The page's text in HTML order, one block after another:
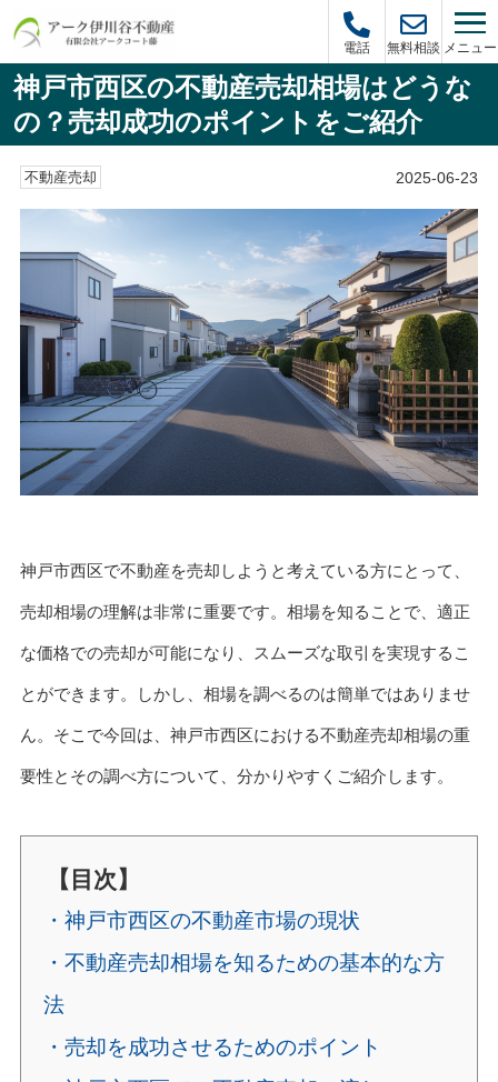
電話 無料相談 メニュー
神戸市西区の不動産売却相場はどうな
の？売却成功のポイントをご紹介
不動産売却 2025-06-23
神戸市西区で不動産を売却しようと考えている方にとって、
売却相場の理解は非常に重要です。相場を知ることで、適正
な価格での売却が可能になり、スムーズな取引を実現するこ
とができます。しかし、相場を調べるのは簡単ではありませ
ん。そこで今回は、神戸市西区における不動産売却相場の重
要性とその調べ方について、分かりやすくご紹介します。
【目次】
・神戸市西区の不動産市場の現状
・不動産売却相場を知るための基本的な方
法
・売却を成功させるためのポイント